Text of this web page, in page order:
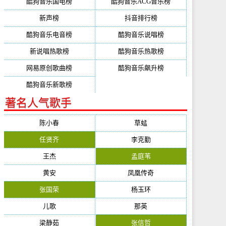
新声榜 抖音排行榜
酷狗音乐电音榜 酷狗音乐说唱榜
新说唱热歌榜 酷狗音乐热歌榜
网易原创歌曲榜 酷狗音乐飙升榜
酷狗音乐新歌榜
著名人气歌手
陈小春 草蜢
任贤齐 李克勤
王杰 孟庭苇
黄安 凤凰传奇
张国荣 杨玉环
儿歌 那英
梁静茹 张信哲